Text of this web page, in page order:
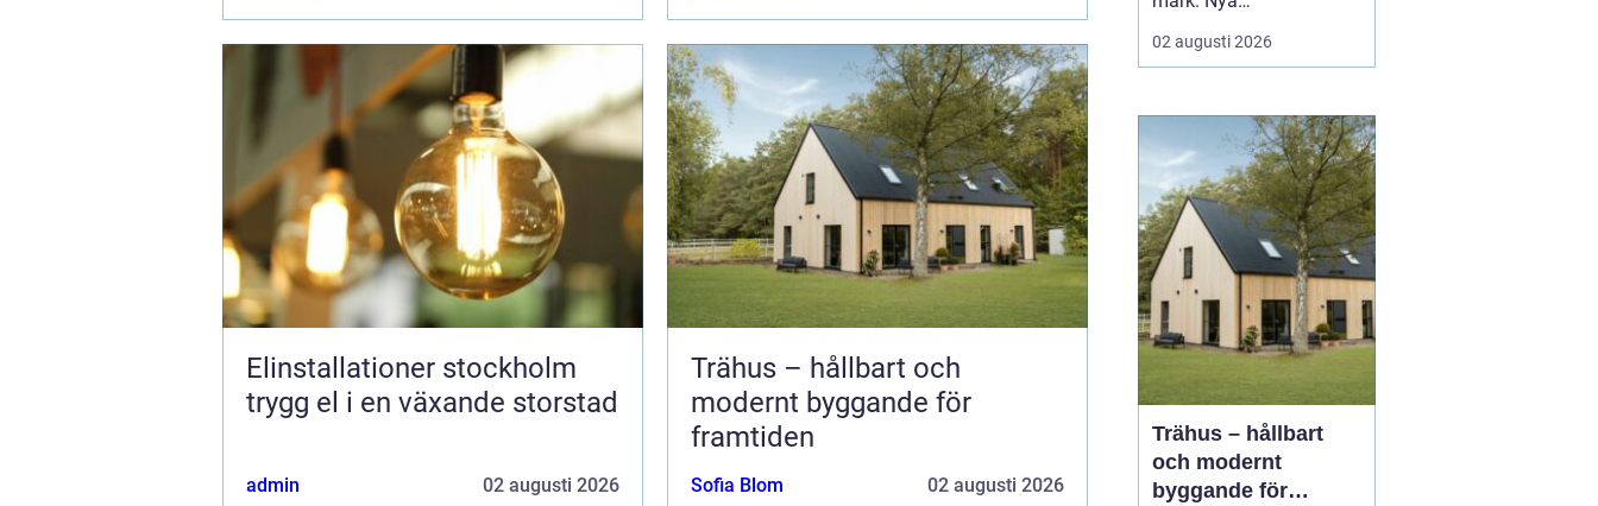
Elinstallationer stockholm
trygg el i en växande storstad
admin 02 augusti 2026
Trähus – hållbart och
modernt byggande för
framtiden
Sofia Blom 02 augusti 2026
bostadsområden tar
form, äldre fastigheter
på hållbara lösningar blir
allt högre. Mitt i den
utvecklingen spelar
elinstallationer en
avgörande roll. En
genomtänkt elinstallat...
02 augusti 2026
Trähus – hållbart
och modernt
byggande för